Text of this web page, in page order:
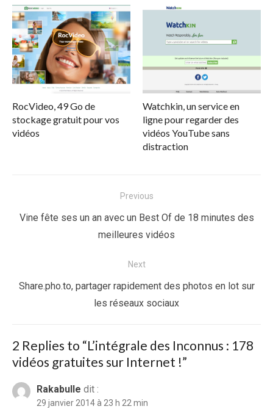
RocVideo, 49 Go de
stockage gratuit pour vos
vidéos
Watchkin, un service en
ligne pour regarder des
vidéos YouTube sans
distraction
de
Previous
Previous
Vine fête ses un an avec un Best Of de 18 minutes des
meilleures vidéos
Next
Next
Share.pho.to, partager rapidement des photos en lot sur
les réseaux sociaux
2 Replies to “L’intégrale des Inconnus : 178
vidéos gratuites sur Internet !”
Rakabulle dit :
29 janvier 2014 à 23 h 22 min